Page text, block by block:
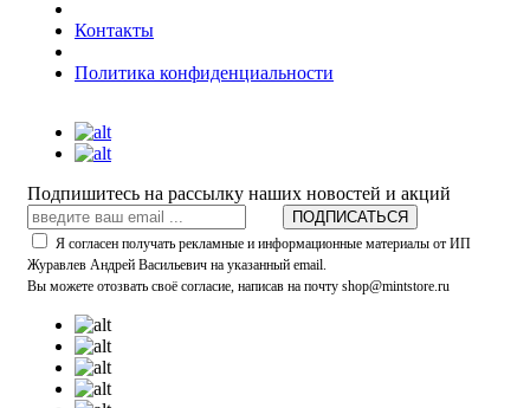
Контакты
Политика конфиденциальности
Подпишитесь на рассылку наших новостей и акций
ПОДПИСАТЬСЯ
Я согласен получать рекламные и информационные материалы от ИП
Журавлев Андрей Васильевич на указанный email.
Вы можете отозвать своё согласие, написав на почту shop@mintstore.ru